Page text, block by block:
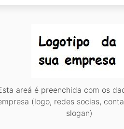
areá é preenchida com os
(logo, redes socias,
slogan)